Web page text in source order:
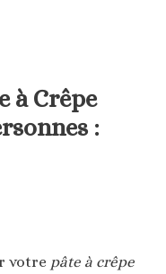
à Crêpe
:
votre pâte à crêpe